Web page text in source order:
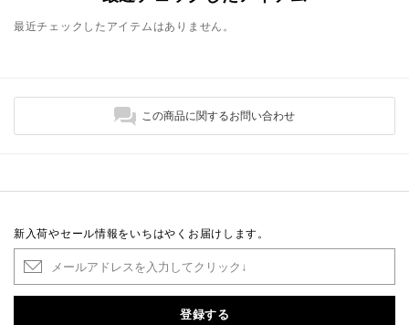
最近チェックしたアイテムはありません。
この商品に関するお問い合わせ
新入荷やセール情報をいちはやくお届けします。
登録する